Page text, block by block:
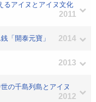
るアイヌとアイヌ文化
2011
「開泰元寶」 2014
2013
の千島列島とアイヌ
2012